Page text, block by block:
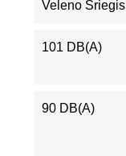
Veleno Sriegis
101 DB(A)
90 DB(A)